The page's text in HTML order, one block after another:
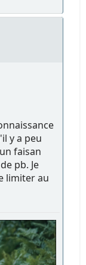
y a peu
faisan
pb. Je
limiter au